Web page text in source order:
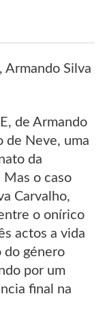
Armando Silva
de Armando
de Neve, uma
da
o caso
Carvalho,
o onírico
actos a vida
do género
por um
final na